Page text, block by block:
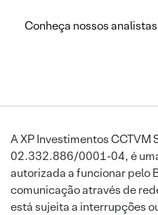
Conheça nossos analistas
A XP Investimentos CCTVM
02.332.886/0001-04, é
autorizada a funcionar pelo
comunicação através de
está sujeita a interrupções